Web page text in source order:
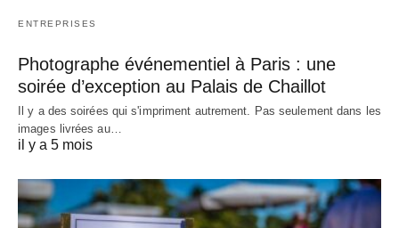
ENTREPRISES
Photographe événementiel à Paris : une
soirée d’exception au Palais de Chaillot
Il y a des soirées qui s'impriment autrement. Pas seulement dans les
images livrées au…
il y a 5 mois